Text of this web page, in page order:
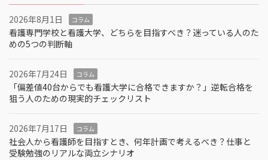
2026年8月1日 コラム
看護専門学校と看護大学、どちらを目指すべき？迷っている人のた
めの5つの判断軸
2026年7月24日 コラム
「偏差値40台からでも看護大学に合格できますか？」逆転合格を
狙う人のための現実的チェックリスト
2026年7月17日 コラム
社会人から看護師を目指すとき、何年計画で考えるべき？仕事と
受験勉強のリアルな両立シナリオ